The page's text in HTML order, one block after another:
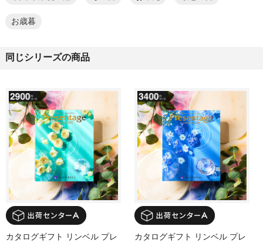
お歳暮
同じシリーズの商品
カタログギフト リンベル プレ
カタログギフト リンベル プレ